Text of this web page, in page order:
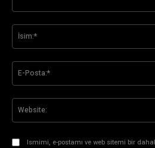
Ismimi, e-postamı ve web sitemi bir